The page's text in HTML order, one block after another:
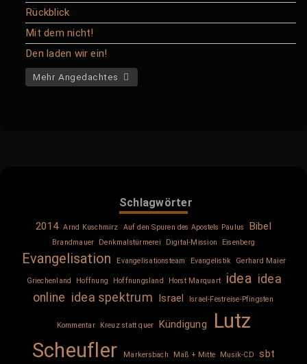
Rückblick
Mit dem nicht!
Den laden wir ein!
Mehr Angedachtes
Schlagwörter
2014 Arnd Kuschmirz Auf den Spuren des Apostels Paulus Bibel
Brandmauer Denkmalstürmerei Digital-Mission Eisenberg
Evangelisation Evangelisationsteam Evangelistik Gerhard Maier
Griechenland Hoffnung Hoffnungsland Horst Marquart idea idea
online idea spektrum Israel Israel-Festreise-Pfingsten
Kommentar Kreuz statt quer Kündigung
Lutz
Scheufler
Markersbach Maß + Mitte Musik-CD
sbt